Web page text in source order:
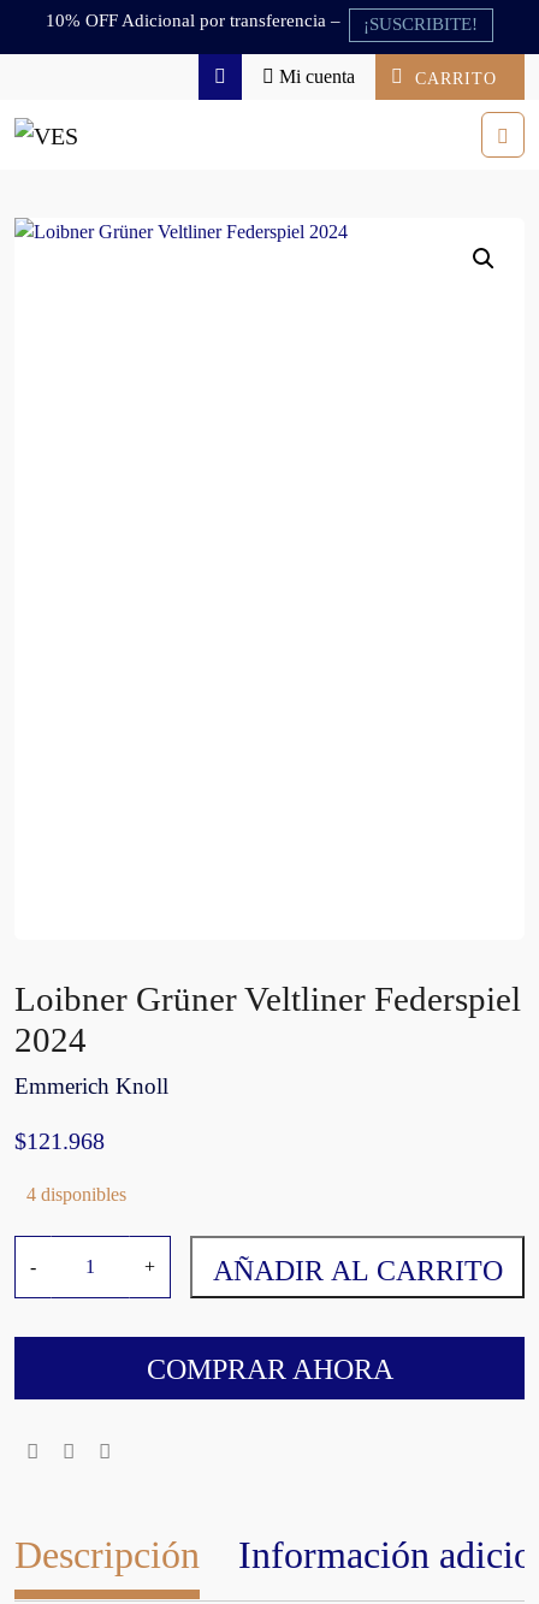
Skip to content
Skip to footer
10% OFF Adicional por transferencia – ¡SUSCRIBITE!
Search
Mi cuenta CARRITO
Loibner Grüner Veltliner Federspiel
2024
Emmerich Knoll
$121.968
4 disponibles
-
b
e
r
+ AÑADIR AL CARRITO
COMPRAR AHORA
Descripción Información